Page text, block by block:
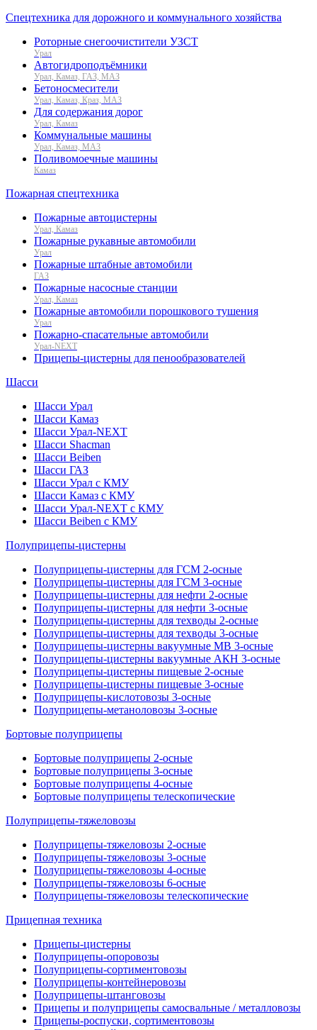
Спецтехника для дорожного и коммунального хозяйства
Роторные снегоочистители УЗСТ
Урал
Автогидроподъёмники
Урал, Камаз, ГАЗ, МАЗ
Бетоносмесители
Урал, Камаз, Краз, МАЗ
Для содержания дорог
Урал, Камаз
Коммунальные машины
Урал, Камаз, МАЗ
Поливомоечные машины
Камаз
Пожарная спецтехника
Пожарные автоцистерны
Урал, Камаз
Пожарные рукавные автомобили
Урал
Пожарные штабные автомобили
ГАЗ
Пожарные насосные станции
Урал, Камаз
Пожарные автомобили порошкового тушения
Урал
Пожарно-спасательные автомобили
Урал-NEXT
Прицепы-цистерны для пенообразователей
Шасси
Шасси Урал
Шасси Камаз
Шасси Урал-NEXT
Шасси Shacman
Шасси Beiben
Шасси ГАЗ
Шасси Урал с КМУ
Шасси Камаз с КМУ
Шасси Урал-NEXT с КМУ
Шасси Beiben с КМУ
Полуприцепы-цистерны
Полуприцепы-цистерны для ГСМ 2-осные
Полуприцепы-цистерны для ГСМ 3-осные
Полуприцепы-цистерны для нефти 2-осные
Полуприцепы-цистерны для нефти 3-осные
Полуприцепы-цистерны для техводы 2-осные
Полуприцепы-цистерны для техводы 3-осные
Полуприцепы-цистерны вакуумные МВ 3-осные
Полуприцепы-цистерны вакуумные АКН 3-осные
Полуприцепы-цистерны пищевые 2-осные
Полуприцепы-цистерны пищевые 3-осные
Полуприцепы-кислотовозы 3-осные
Полуприцепы-метаноловозы 3-осные
Бортовые полуприцепы
Бортовые полуприцепы 2-осные
Бортовые полуприцепы 3-осные
Бортовые полуприцепы 4-осные
Бортовые полуприцепы телескопические
Полуприцепы-тяжеловозы
Полуприцепы-тяжеловозы 2-осные
Полуприцепы-тяжеловозы 3-осные
Полуприцепы-тяжеловозы 4-осные
Полуприцепы-тяжеловозы 6-осные
Полуприцепы-тяжеловозы телескопические
Прицепная техника
Прицепы-цистерны
Полуприцепы-опоровозы
Полуприцепы-сортиментовозы
Полуприцепы-контейнеровозы
Полуприцепы-штанговозы
Прицепы и полуприцепы самосвальные / металловозы
Прицепы-роспуски, сортиментовозы